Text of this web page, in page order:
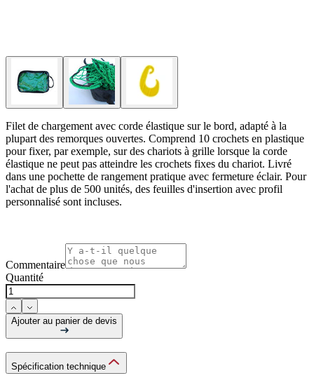
Filet de chargement avec corde élastique sur le bord, adapté à la
plupart des remorques ouvertes. Comprend 10 crochets en plastique
pour fixer, par exemple, sur des chariots à grille lorsque la corde
élastique ne peut pas atteindre les crochets fixes du chariot. Livré
dans une pochette de rangement pratique avec fermeture éclair. Pour
l'achat de plus de 500 unités, des feuilles d'insertion avec profil
personnalisé sont incluses.
Commentaire
Quantité
Ajouter au panier de devis
Spécification technique